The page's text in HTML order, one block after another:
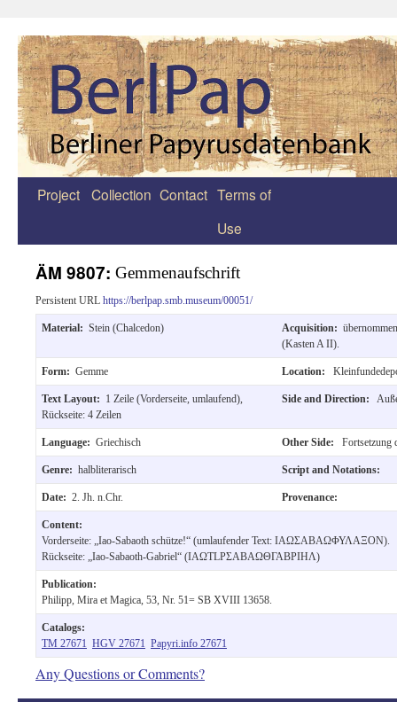
Zum
springen
Project Collection Contact Terms of
Use
ÄM 9807: Gemmenaufschrift
Persistent URL https://berlpap.smb.museum/00051/
Material: Stein (Chalcedon) Acquisition:
(Kasten A II).
Form: Gemme Location:
Text Layout: 1 Zeile (Vorderseite, umlaufend),
Rückseite: 4 Zeilen
Side and Direction:
Language: Griechisch Other Side: Fortsetzung
Genre: halbliterarisch Script and Notations:
Date: 2. Jh. n.Chr. Provenance:
Content:
Vorderseite: „Iao-Sabaoth schütze!“ (umlaufender Text: ІΑΩΣΑΒΑΩΦΥΛΑΞΟΝ).
Rückseite: „Iao-Sabaoth-Gabriel“ (ІΑΩΤLΡΣΑΒΑΩΘΓΑΒΡΙΗΛ)
Publication:
Philipp, Mira et Magica, 53, Nr. 51= SB XVIII 13658.
Catalogs:
TM 27671 HGV 27671 Papyri.info 27671
Any Questions or Comments?